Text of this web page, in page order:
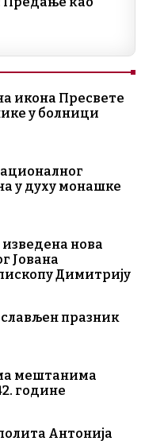
k
икона Пресвете
у болници
у духу монашке
нова
Јована
Димитрију
празник
мештанима
године
Антонија